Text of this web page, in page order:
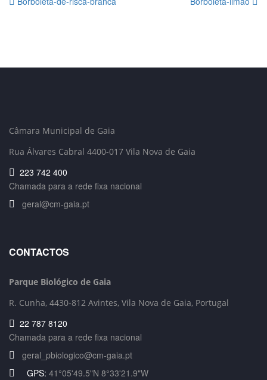
Câmara Municipal de Gaia
Rua Álvares Cabral 4400-017 Vila Nova de Gaia
223 742 400
Chamada para a rede fixa nacional
geral@cm-gaia.pt
CONTACTOS
Parque Biológico de Gaia
R. Cunha, 4430-812 Avintes, Vila Nova de Gaia, Portugal
22 787 8120
Chamada para a rede fixa nacional
geral_pbiologico@cm-gaia.pt
GPS: 41°05'49.5"N 8°33'21.9"W